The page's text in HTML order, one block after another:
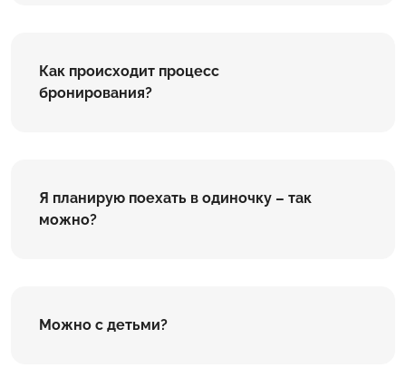
Как происходит процесс
бронирования?
Я планирую поехать в одиночку – так
можно?
Можно с детьми?